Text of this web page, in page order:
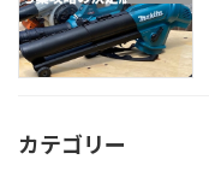
カテゴリー